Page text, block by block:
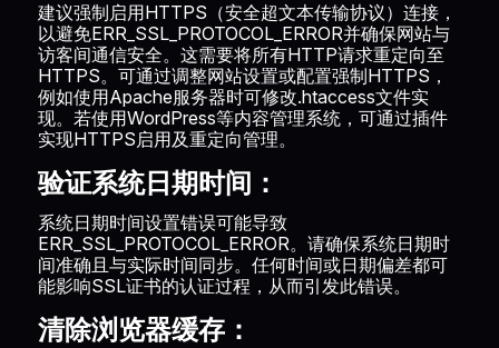
建议强制启用HTTPS（安全超文本传输协议）连接，
以避免ERR_SSL_PROTOCOL_ERROR并确保网站与
访客间通信安全。这需要将所有HTTP请求重定向至
HTTPS。可通过调整网站设置或配置强制HTTPS，
例如使用Apache服务器时可修改.htaccess文件实
现。若使用WordPress等内容管理系统，可通过插件
实现HTTPS启用及重定向管理。
验证系统日期时间：
系统日期时间设置错误可能导致
ERR_SSL_PROTOCOL_ERROR。请确保系统日期时
间准确且与实际时间同步。任何时间或日期偏差都可
能影响SSL证书的认证过程，从而引发此错误。
清除浏览器缓存：